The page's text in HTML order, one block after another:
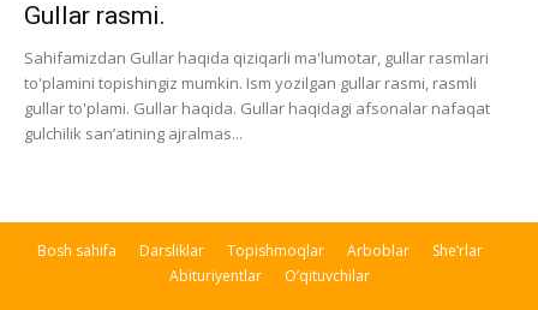
Gullar rasmi.
Sahifamizdan Gullar haqida qiziqarli ma'lumotar, gullar rasmlari
to'plamini topishingiz mumkin. Ism yozilgan gullar rasmi, rasmli
gullar to'plami. Gullar haqida. Gullar haqidagi afsonalar nafaqat
gulchilik san’atining ajralmas...
Bosh sahifa Darsliklar Topishmoqlar Arboblar
She’rlar
Abituriyentlar
O’qituvchilar